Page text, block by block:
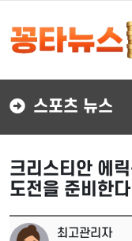
스포츠 뉴스
크리스티안 에
도전을 준비한다
최고관리자